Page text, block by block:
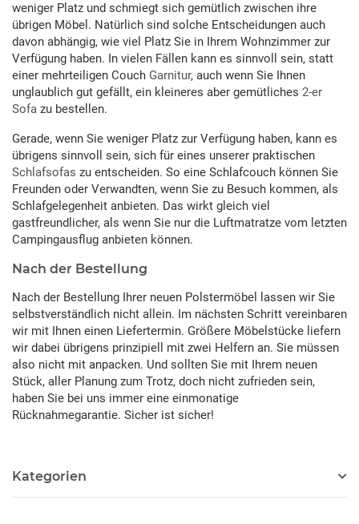
weniger Platz und schmiegt sich gemütlich zwischen ihre
übrigen Möbel. Natürlich sind solche Entscheidungen auch
davon abhängig, wie viel Platz Sie in Ihrem Wohnzimmer zur
Verfügung haben. In vielen Fällen kann es sinnvoll sein, statt
einer mehrteiligen Couch Garnitur, auch wenn Sie Ihnen
unglaublich gut gefällt, ein kleineres aber gemütliches 2-er
Sofa zu bestellen.
Gerade, wenn Sie weniger Platz zur Verfügung haben, kann es
übrigens sinnvoll sein, sich für eines unserer praktischen
Schlafsofas zu entscheiden. So eine Schlafcouch können Sie
Freunden oder Verwandten, wenn Sie zu Besuch kommen, als
Schlafgelegenheit anbieten. Das wirkt gleich viel
gastfreundlicher, als wenn Sie nur die Luftmatratze vom letzten
Campingausflug anbieten können.
Nach der Bestellung
Nach der Bestellung Ihrer neuen Polstermöbel lassen wir Sie
selbstverständlich nicht allein. Im nächsten Schritt vereinbaren
wir mit Ihnen einen Liefertermin. Größere Möbelstücke liefern
wir dabei übrigens prinzipiell mit zwei Helfern an. Sie müssen
also nicht mit anpacken. Und sollten Sie mit Ihrem neuen
Stück, aller Planung zum Trotz, doch nicht zufrieden sein,
haben Sie bei uns immer eine einmonatige
Rücknahmegarantie. Sicher ist sicher!
Kategorien